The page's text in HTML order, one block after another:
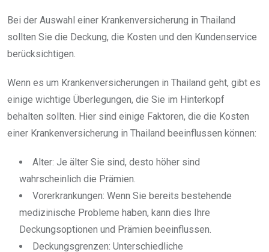
Bei der Auswahl einer Krankenversicherung in Thailand
sollten Sie die Deckung, die Kosten und den Kundenservice
berücksichtigen.
Wenn es um Krankenversicherungen in Thailand geht, gibt es
einige wichtige Überlegungen, die Sie im Hinterkopf
behalten sollten. Hier sind einige Faktoren, die die Kosten
einer Krankenversicherung in Thailand beeinflussen können:
Alter: Je älter Sie sind, desto höher sind
wahrscheinlich die Prämien.
Vorerkrankungen: Wenn Sie bereits bestehende
medizinische Probleme haben, kann dies Ihre
Deckungsoptionen und Prämien beeinflussen.
Deckungsgrenzen: Unterschiedliche